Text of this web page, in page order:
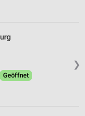
❯
Geöffnet